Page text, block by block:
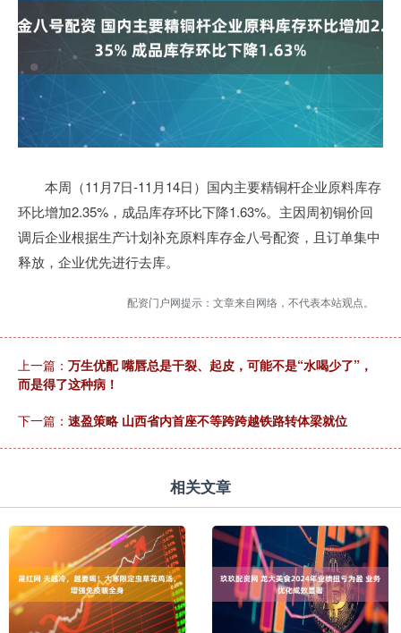
本周（11月7日-11月14日）国内主要精铜杆企业原料库存
环比增加2.35%，成品库存环比下降1.63%。主因周初铜价回
调后企业根据生产计划补充原料库存金八号配资，且订单集中
释放，企业优先进行去库。
配资门户网提示：文章来自网络，不代表本站观点。
上一篇： 万生优配 嘴唇总是干裂、起皮，可能不是“水喝少了”，
而是得了这种病！
下一篇： 速盈策略 山西省内首座不等跨跨越铁路转体梁就位
相关文章